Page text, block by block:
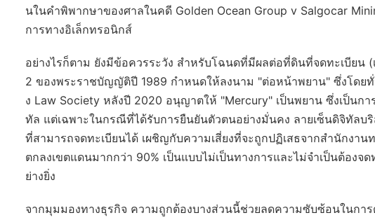
นในคำพิพากษาของศาลในคดี Golden Ocean Group v Salgocar
การทางอิเล็กทรอนิกส์
อย่างไรก็ตาม ยังมีข้อควรระวัง สำหรับโฉนดที่มีผลต่อที่ดินที่จดทะเบียน
2 ของพระราชบัญญัติปี 1989 กำหนดให้ลงนาม "ต่อหน้าพยาน" ซึ่งโดย
ง Law Society หลังปี 2020 อนุญาตให้ "Mercury" เป็นพยาน ซึ่งเป็นก
ทัล แต่เฉพาะในกรณีที่ได้รับการยืนยันตัวตนอย่างมั่นคง ลายเซ็นดิจิทัลบ
ที่สามารถจดทะเบียนได้ เผชิญกับความเสี่ยงที่จะถูกปฏิเสธจากสำนักงา
ตกลงเขตแดนมากกว่า 90% เป็นแบบไม่เป็นทางการและไม่จำเป็นต้องจ
ย่างยิ่ง
จากมุมมองทางธุรกิจ ความถูกต้องบางส่วนนี้ช่วยลดความซับซ้อนในกา